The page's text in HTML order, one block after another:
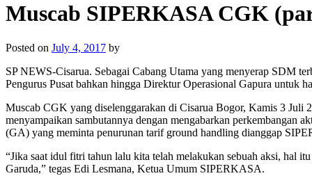
Muscab SIPERKASA CGK
Posted on July 4, 2017 by
SP NEWS-Cisarua. Sebagai Cabang Utama yang menyerap SDM
Pengurus Pusat bahkan hingga Direktur Operasional Gapura untuk
Muscab CGK yang diselenggarakan di Cisarua Bogor, Kamis 3
menyampaikan sambutannya dengan mengabarkan perkembangan
(GA) yang meminta penurunan tarif ground handling dianggap
“Jika saat idul fitri tahun lalu kita telah melakukan sebuah aksi, hal
Garuda,” tegas Edi Lesmana, Ketua Umum SIPERKASA.